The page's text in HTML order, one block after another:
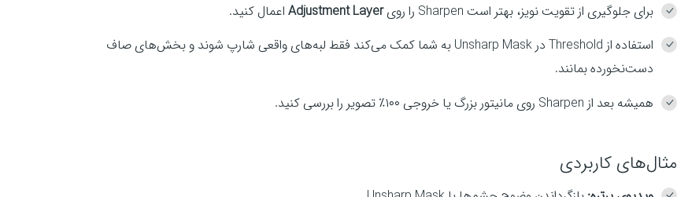
برای جلوگیری از تقویت نویز، بهتر است Sharpen را روی Adjustment Layer اعمال کنید.
استفاده از Threshold در Unsharp Mask به شما کمک می‌کند فقط لبه‌های واقعی شارپ شوند و بخش‌های صاف
دست‌نخورده بمانند.
همیشه بعد از Sharpen روی مانیتور بزرگ یا خروجی ۱۰۰٪ تصویر را بررسی کنید.
مثال‌های کاربردی